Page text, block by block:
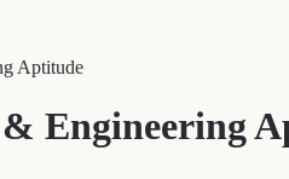
Aptitude
& Engineering